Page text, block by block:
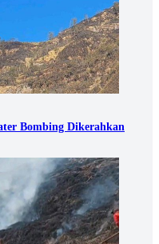
Bombing Dikerahkan